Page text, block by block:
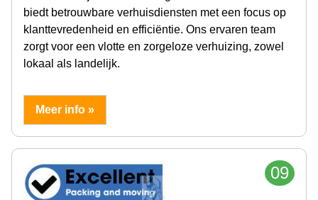
biedt betrouwbare verhuisdiensten met een focus op
klanttevredenheid en efficiëntie. Ons ervaren team
zorgt voor een vlotte en zorgeloze verhuizing, zowel
lokaal als landelijk.
Meer info »
09